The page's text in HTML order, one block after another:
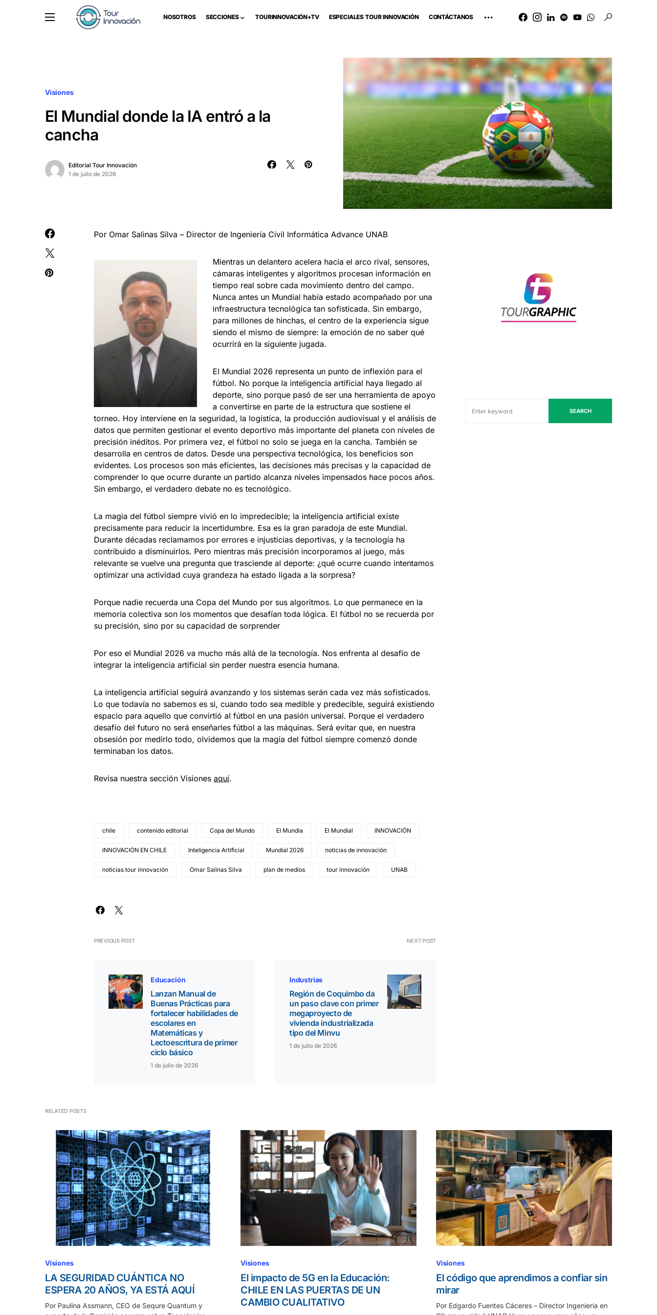
NOSOTROS SECCIONES TOURINNOVACIÓN+TV ESPECIALES TOUR INNOVACIÓN CONTÁCTANOS
Visiones
El Mundial donde la IA entró a la
cancha
Editorial Tour Innovación
1 de julio de 2026
Por Omar Salinas Silva – Director de Ingeniería Civil Informática Advance UNAB
Mientras un delantero acelera hacia el arco rival, sensores,
cámaras inteligentes y algoritmos procesan información en
tiempo real sobre cada movimiento dentro del campo.
Nunca antes un Mundial había estado acompañado por una
infraestructura tecnológica tan sofisticada. Sin embargo,
para millones de hinchas, el centro de la experiencia sigue
siendo el mismo de siempre: la emoción de no saber qué
ocurrirá en la siguiente jugada.
El Mundial 2026 representa un punto de inflexión para el
fútbol. No porque la inteligencia artificial haya llegado al
deporte, sino porque pasó de ser una herramienta de apoyo
a convertirse en parte de la estructura que sostiene el
torneo. Hoy interviene en la seguridad, la logística, la producción audiovisual y el análisis de
datos que permiten gestionar el evento deportivo más importante del planeta con niveles de
precisión inéditos. Por primera vez, el fútbol no solo se juega en la cancha. También se
desarrolla en centros de datos. Desde una perspectiva tecnológica, los beneficios son
evidentes. Los procesos son más eficientes, las decisiones más precisas y la capacidad de
comprender lo que ocurre durante un partido alcanza niveles impensados hace pocos años.
Sin embargo, el verdadero debate no es tecnológico.
La magia del fútbol siempre vivió en lo impredecible; la inteligencia artificial existe
precisamente para reducir la incertidumbre. Esa es la gran paradoja de este Mundial.
Durante décadas reclamamos por errores e injusticias deportivas, y la tecnología ha
contribuido a disminuirlos. Pero mientras más precisión incorporamos al juego, más
relevante se vuelve una pregunta que trasciende al deporte: ¿qué ocurre cuando intentamos
optimizar una actividad cuya grandeza ha estado ligada a la sorpresa?
Porque nadie recuerda una Copa del Mundo por sus algoritmos. Lo que permanece en la
memoria colectiva son los momentos que desafían toda lógica. El fútbol no se recuerda por
su precisión, sino por su capacidad de sorprender
Por eso el Mundial 2026 va mucho más allá de la tecnología. Nos enfrenta al desafío de
integrar la inteligencia artificial sin perder nuestra esencia humana.
La inteligencia artificial seguirá avanzando y los sistemas serán cada vez más sofisticados.
Lo que todavía no sabemos es si, cuando todo sea medible y predecible, seguirá existiendo
espacio para aquello que convirtió al fútbol en una pasión universal. Porque el verdadero
desafío del futuro no será enseñarles fútbol a las máquinas. Será evitar que, en nuestra
obsesión por medirlo todo, olvidemos que la magia del fútbol siempre comenzó donde
terminaban los datos.
Revisa nuestra sección Visiones aquí.
chile contenido editorial Copa del Mundo El Mundia El Mundial INNOVACIÓN
INNOVACIÓN EN CHILE Inteligencia Artificial Mundial 2026 noticias de innovación
noticias tour innovación Omar Salinas Silva plan de medios tour innovación UNAB
PREVIOUS POST
Educación
Lanzan Manual de
Buenas Prácticas para
fortalecer habilidades de
escolares en
Matemáticas y
Lectoescritura de primer
ciclo básico
1 de julio de 2026
NEXT POST
Industrias
Región de Coquimbo da
un paso clave con primer
megaproyecto de
vivienda industrializada
tipo del Minvu
1 de julio de 2026
SEARCH
RELATED POSTS
Visiones
LA SEGURIDAD CUÁNTICA NO
ESPERA 20 AÑOS, YA ESTÁ AQUÍ
Por Paulina Assmann, CEO de Sequre Quantum y
Visiones
El impacto de 5G en la Educación:
CHILE EN LAS PUERTAS DE UN
CAMBIO CUALITATIVO
Visiones
El código que aprendimos a confiar sin
mirar
Por Edgardo Fuentes Cáceres – Director Ingeniería en